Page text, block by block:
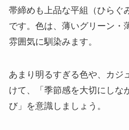
帯締めも上品な平組（ひらぐ
です。色は、薄いグリーン・
雰囲気に馴染みます。
あまり明るすぎる色や、カジ
けて、「季節感を大切にしな
び」を意識しましょう。